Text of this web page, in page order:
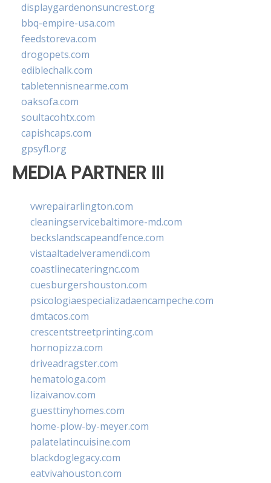
displaygardenonsuncrest.org
bbq-empire-usa.com
feedstoreva.com
drogopets.com
ediblechalk.com
tabletennisnearme.com
oaksofa.com
soultacohtx.com
capishcaps.com
gpsyfl.org
MEDIA PARTNER III
vwrepairarlington.com
cleaningservicebaltimore-md.com
beckslandscapeandfence.com
vistaaltadelveramendi.com
coastlinecateringnc.com
cuesburgershouston.com
psicologiaespecializadaencampeche.com
dmtacos.com
crescentstreetprinting.com
hornopizza.com
driveadragster.com
hematologa.com
lizaivanov.com
guesttinyhomes.com
home-plow-by-meyer.com
palatelatincuisine.com
blackdoglegacy.com
eatvivahouston.com